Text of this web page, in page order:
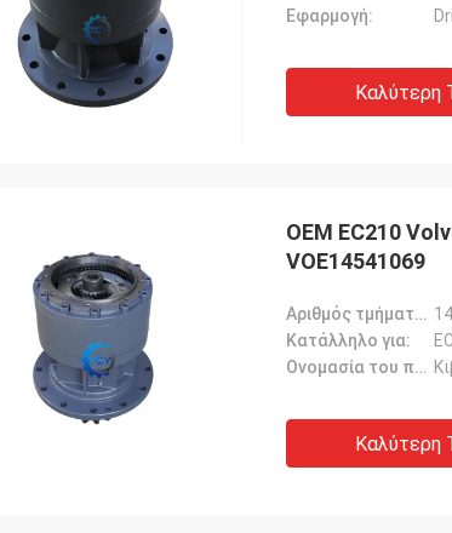
Εφαρμογή:
Καλύτερη
OEM EC210
VOE14541069
Αριθμός τμήματος::
Κατάλληλο για:
Ονομασία του προϊόντος::
Καλύτερη